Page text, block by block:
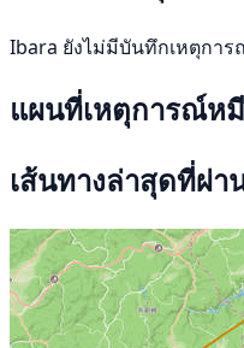
Ibara ยังไม่มีบันทึกเหตุกา
แผนที่เหตุการณ์ห
เส้นทางล่าสุดที่ผ่า